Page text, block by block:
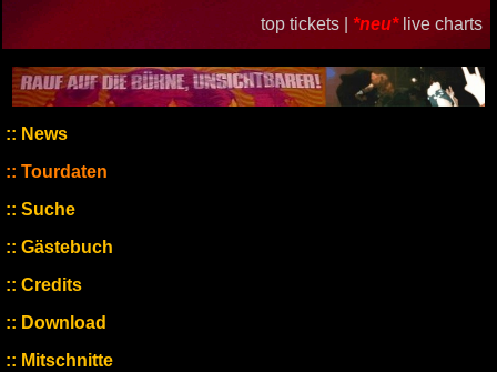
top tickets | *neu* live charts
News
Tourdaten
Suche
Gästebuch
Credits
Download
Mitschnitte